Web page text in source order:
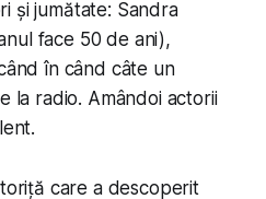
și jumătate: Sandra
face 50 de ani),
în când câte un
la radio. Amândoi actorii
care a descoperit